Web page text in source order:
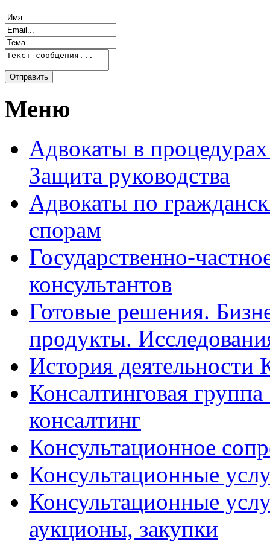
Меню
Адвокаты в
Защита руководства
Адвокаты по
спорам
Государственно-
консультантов
Готовые решения.
продукты.
История деятельности
Консалтинговая
консалтинг
Консультационное
Консультационные
Консультационные
аукционы, закупки